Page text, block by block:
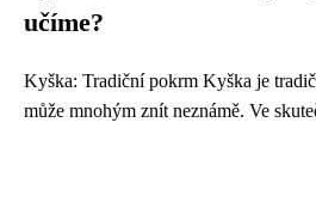
učíme?
Kyška: Tradiční pokrm Kyška je
může mnohým znít neznámě. Ve